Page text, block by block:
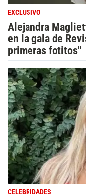
EXCLUSIVO
Alejandra
en la gala de
primeras fotitos"
CELEBRIDADES